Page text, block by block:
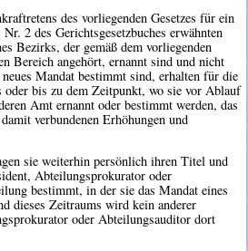
des vorliegenden Gesetzes für ein
2 des Gerichtsgesetzbuches erwähnten
Bezirks, der gemäß dem vorliegenden
Bereich angehört, ernannt sind und nicht
Mandat bestimmt sind, erhalten für die
oder bis zu dem Zeitpunkt, wo sie vor Ablauf
Amt ernannt oder bestimmt werden, das
verbundenen Erhöhungen und
sie weiterhin persönlich ihren Titel und
Abteilungsprokurator oder
bestimmt, in der sie das Mandat eines
dieses Zeitraums wird kein anderer
oder Abteilungsauditor dort